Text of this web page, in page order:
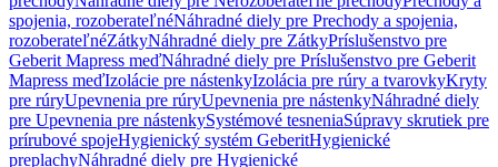
spojenia, rozoberateľnéNáhradné diely pre Prechody a spojenia,
rozoberateľnéZátkyNáhradné diely pre ZátkyPríslušenstvo pre
Geberit Mapress meďNáhradné diely pre Príslušenstvo pre Geberit
Mapress meďIzolácie pre nástenkyIzolácia pre rúry a tvarovkyKryty
pre rúryUpevnenia pre rúryUpevnenia pre nástenkyNáhradné diely
pre Upevnenia pre nástenkySystémové tesneniaSúpravy skrutiek pre
prírubové spojeHygienický systém GeberitHygienické
preplachyNáhradné diely pre Hygienické